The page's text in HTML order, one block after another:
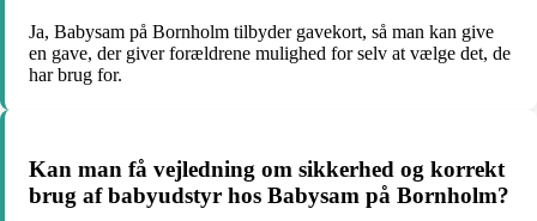
Ja, Babysam på Bornholm tilbyder gavekort, så man kan give
en gave, der giver forældrene mulighed for selv at vælge det, de
har brug for.
Kan man få vejledning om sikkerhed og korrekt
brug af babyudstyr hos Babysam på Bornholm?